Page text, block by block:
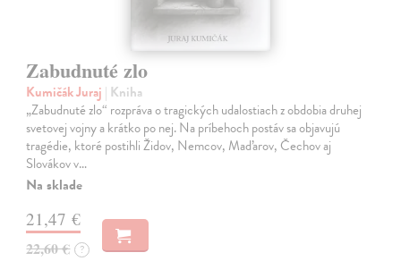
Zabudnuté zlo
Kumičák Juraj | Kniha
„Zabudnuté zlo“ rozpráva o tragických udalostiach z obdobia druhej
svetovej vojny a krátko po nej. Na príbehoch postáv sa objavujú
tragédie, ktoré postihli Židov, Nemcov, Maďarov, Čechov aj
Slovákov v…
Na sklade
21,47 €
22,60 € ?